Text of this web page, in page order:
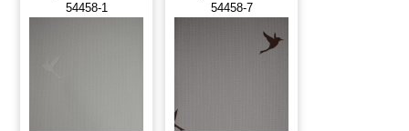
54458-1
54458-7